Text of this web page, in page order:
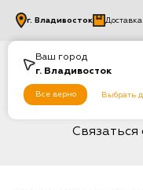
Ваш город
г. Владивосток
Все верно Выбрать
г. Владивосток
Связаться